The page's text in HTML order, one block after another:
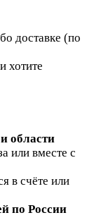
доставке (по
хотите
области
или вместе с
в счёте или
по России